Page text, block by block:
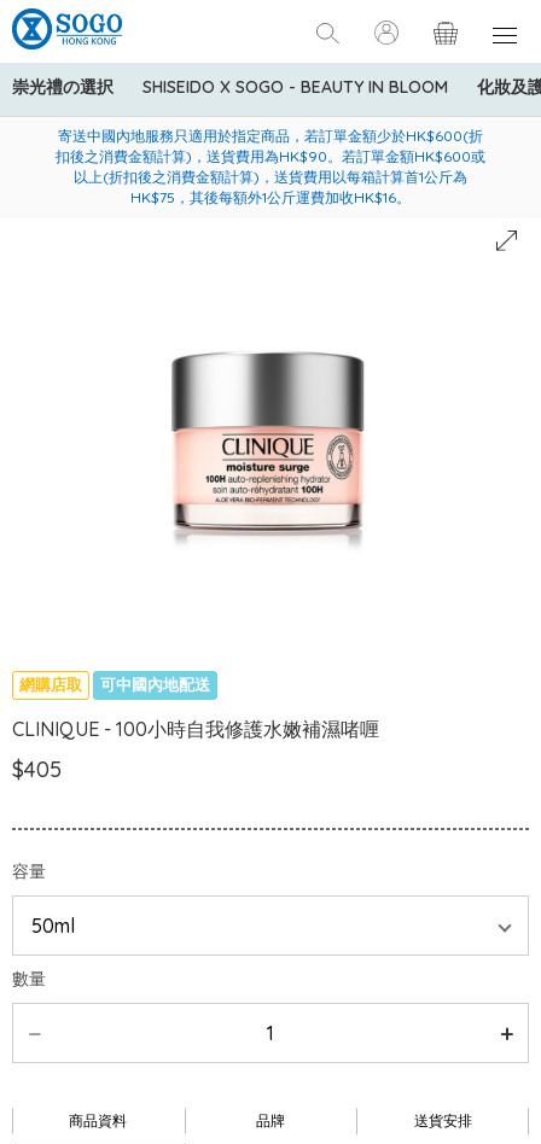
崇光禮の選択 SHISEIDO X SOGO - BEAUTY IN BLOOM 化妝及
美國運通Explorer®信用卡會員購物禮遇：高達5%簽賬回贈！
購買一般貨品(冷凍食品除外)滿$600，可享免費送貨服務
寄送中國內地服務只適用於指定商品，若訂單金額少於HK$600(折
扣後之消費金額計算)，送貨費用為HK$90。若訂單金額HK$600或
以上(折扣後之消費金額計算)，送貨費用以每箱計算首1公斤為
HK$75，其後每額外1公斤運費加收HK$16。
網購店取 可中國內地配送
CLINIQUE - 100小時自我修護水嫩補濕啫喱
$405
容量
數量
商品資料 品牌 送貨安排